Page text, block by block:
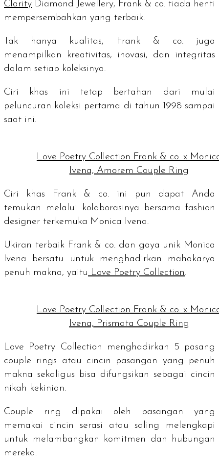
Clarity Diamond Jewellery, Frank & co. tiada henti
mempersembahkan yang terbaik.
Tak hanya kualitas, Frank & co. juga
menampilkan kreativitas, inovasi, dan integritas
dalam setiap koleksinya.
Ciri khas ini tetap bertahan dari mulai
peluncuran koleksi pertama di tahun 1998 sampai
saat ini.
Love Poetry Collection Frank & co. x
Ivena, Amorem Couple Ring
Ciri khas Frank & co. ini pun dapat Anda
temukan melalui kolaborasinya bersama fashion
designer terkemuka Monica Ivena.
Ukiran terbaik Frank & co. dan gaya unik Monica
Ivena bersatu untuk menghadirkan mahakarya
penuh makna, yaitu Love Poetry Collection.
Love Poetry Collection Frank & co. x
Ivena, Prismata Couple Ring
Love Poetry Collection menghadirkan 5 pasang
couple rings atau cincin pasangan yang penuh
makna sekaligus bisa difungsikan sebagai cincin
nikah kekinian.
Couple ring dipakai oleh pasangan yang
memakai cincin serasi atau saling melengkapi
untuk melambangkan komitmen dan hubungan
mereka.